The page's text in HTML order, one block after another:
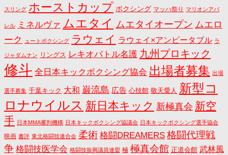
スリング ホーストカップ ボクシング マッハ祭り マリオンアパ
レル ミネルヴァ ムエタイ ムエタイオープン ムエロ
ーク
ュートボクシング ラウェイ ラウェイ×アンビータブル ラ
ジャダムナン リングス レキオバトル名護 九州プロキック
修斗 全日本キックボクシング協会 出場者募集 出場
選手募集 千葉キック 大和 巌流島 広告 心技館 敬天愛人 新型コ
ロナウイルス 新日本キック 新極真会 新空
手 日本MMA審判機構 日本キックボクシング協議会 日本キックボクシング選手協会
映画 書評 東北格闘技連合会 柔術 格闘DREAMERS 格闘代理戦
争 格闘技医学会 格闘技振興議員連盟 極 極真会館 正道会館 武林風